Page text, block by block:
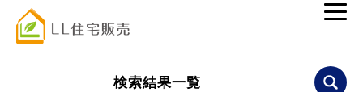
検索結果一覧